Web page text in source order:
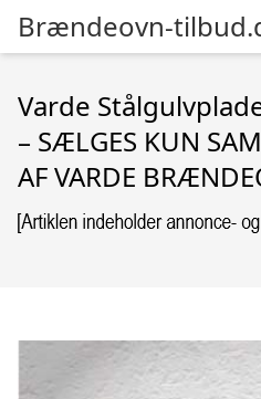
Brændeovn-
Varde
– SÆLGES KUN
AF VARDE